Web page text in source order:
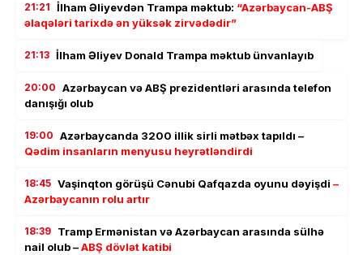
21:21 İlham Əliyevdən Trampa məktub: “Azərbaycan-ABŞ
əlaqələri tarixdə ən yüksək zirvədədir”
21:13 İlham Əliyev Donald Trampa məktub ünvanlayıb
20:00 Azərbaycan və ABŞ prezidentləri arasında telefon
danışığı olub
19:00 Azərbaycanda 3200 illik sirli mətbəx tapıldı –
Qədim insanların menyusu heyrətləndirdi
18:45 Vaşinqton görüşü Cənubi Qafqazda oyunu dəyişdi –
Azərbaycanın rolu artır
18:39 Tramp Ermənistan və Azərbaycan arasında sülhə
nail olub –ABŞ dövlət katibi